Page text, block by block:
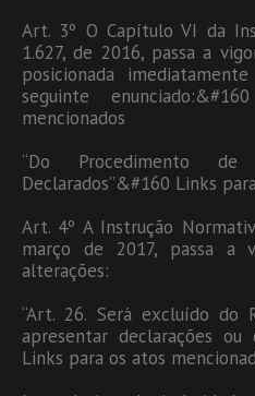
Art. 3º O Capítulo VI da
1.627, de 2016, passa a
posicionada
seguinte
mencionados
“Do Procedimento
Declarados”&#160 Links
Art. 4º A Instrução
março de 2017, passa a
alterações:
“Art. 26. Será excluído do
apresentar declarações ou
Links para os atos